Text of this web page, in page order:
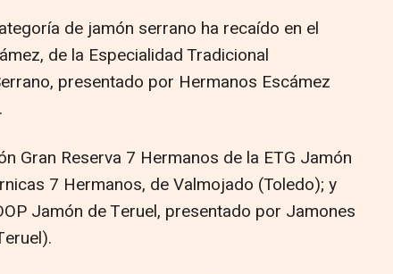
de jamón serrano ha recaído en el
de la Especialidad Tradicional
presentado por Hermanos Escámez
Gran Reserva 7 Hermanos de la ETG Jamón
7 Hermanos, de Valmojado (Toledo); y
Jamón de Teruel, presentado por Jamones